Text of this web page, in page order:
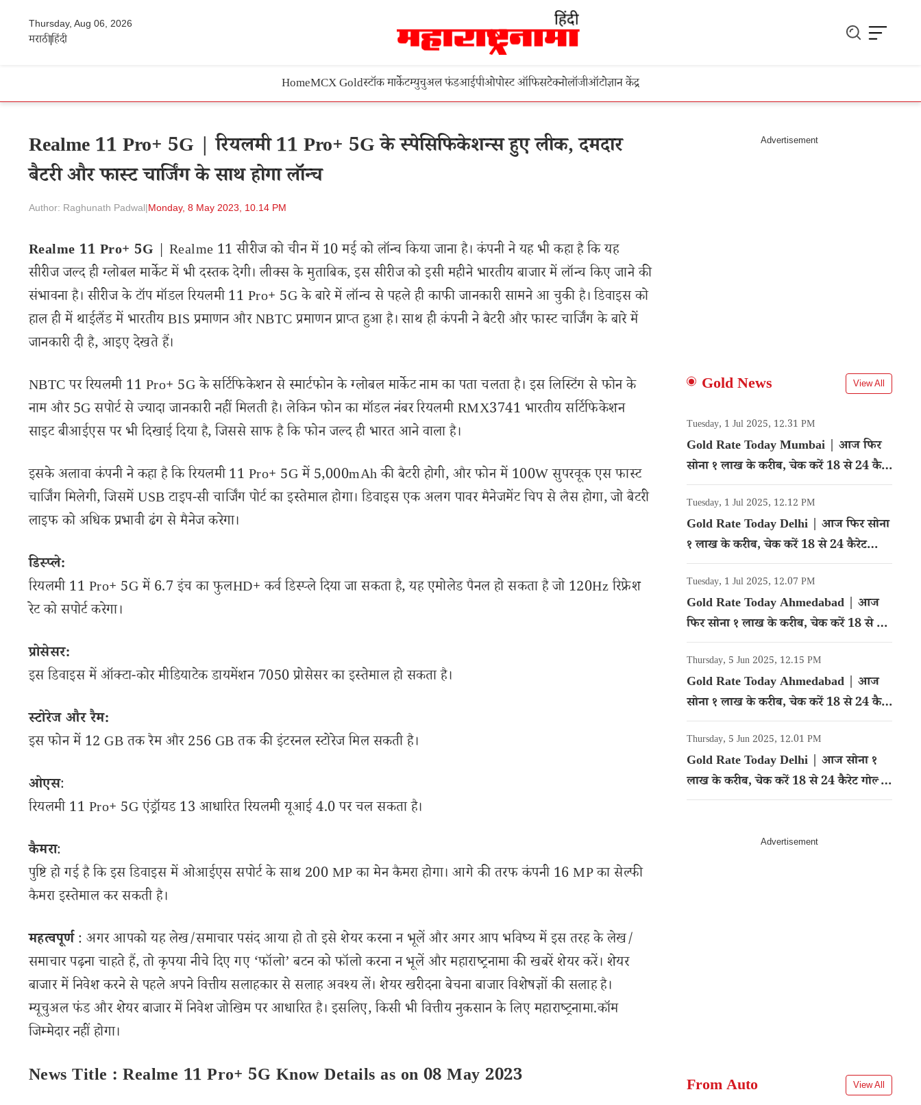
Thursday, Aug 06, 2026
मराठीहिंदी
HomeMCX Goldस्टॉक मार्केटम्युचुअल फंडआईपीओपोस्ट ऑफिसटेक्नोलॉजीऑटोज्ञान केंद्र
Realme 11 Pro+ 5G | रियलमी 11 Pro+ 5G के स्पेसिफिकेशन्स हुए लीक, दमदार
बैटरी और फास्ट चार्जिंग के साथ होगा लॉन्च
Author: Raghunath Padwal|Monday, 8 May 2023, 10.14 PM
Realme 11 Pro+ 5G | Realme 11 सीरीज को चीन में 10 मई को लॉन्च किया जाना है। कंपनी ने यह भी कहा है कि यह
सीरीज जल्द ही ग्लोबल मार्केट में भी दस्तक देगी। लीक्स के मुताबिक, इस सीरीज को इसी महीने भारतीय बाजार में लॉन्च किए जाने की
संभावना है। सीरीज के टॉप मॉडल रियलमी 11 Pro+ 5G के बारे में लॉन्च से पहले ही काफी जानकारी सामने आ चुकी है। डिवाइस को
हाल ही में थाईलैंड में भारतीय BIS प्रमाणन और NBTC प्रमाणन प्राप्त हुआ है। साथ ही कंपनी ने बैटरी और फास्ट चार्जिंग के बारे में
जानकारी दी है, आइए देखते हैं।
NBTC पर रियलमी 11 Pro+ 5G के सर्टिफिकेशन से स्मार्टफोन के ग्लोबल मार्केट नाम का पता चलता है। इस लिस्टिंग से फोन के
नाम और 5G सपोर्ट से ज्यादा जानकारी नहीं मिलती है। लेकिन फोन का मॉडल नंबर रियलमी RMX3741 भारतीय सर्टिफिकेशन
साइट बीआईएस पर भी दिखाई दिया है, जिससे साफ है कि फोन जल्द ही भारत आने वाला है।
इसके अलावा कंपनी ने कहा है कि रियलमी 11 Pro+ 5G में 5,000mAh की बैटरी होगी, और फोन में 100W सुपरवूक एस फास्ट
चार्जिंग मिलेगी, जिसमें USB टाइप-सी चार्जिंग पोर्ट का इस्तेमाल होगा। डिवाइस एक अलग पावर मैनेजमेंट चिप से लैस होगा, जो बैटरी
लाइफ को अधिक प्रभावी ढंग से मैनेज करेगा।
डिस्प्ले:
रियलमी 11 Pro+ 5G में 6.7 इंच का फुलHD+ कर्व डिस्प्ले दिया जा सकता है, यह एमोलेड पैनल हो सकता है जो 120Hz रिफ्रेश
रेट को सपोर्ट करेगा।
प्रोसेसर:
इस डिवाइस में ऑक्टा-कोर मीडियाटेक डायमेंशन 7050 प्रोसेसर का इस्तेमाल हो सकता है।
स्टोरेज और रैम:
इस फोन में 12 GB तक रैम और 256 GB तक की इंटरनल स्टोरेज मिल सकती है।
ओएस:
रियलमी 11 Pro+ 5G एंड्रॉयड 13 आधारित रियलमी यूआई 4.0 पर चल सकता है।
कैमरा:
पुष्टि हो गई है कि इस डिवाइस में ओआईएस सपोर्ट के साथ 200 MP का मेन कैमरा होगा। आगे की तरफ कंपनी 16 MP का सेल्फी
कैमरा इस्तेमाल कर सकती है।
महत्वपूर्ण: अगर आपको यह लेख/समाचार पसंद आया हो तो इसे शेयर करना न भूलें और अगर आप भविष्य में इस तरह के लेख/
समाचार पढ़ना चाहते हैं, तो कृपया नीचे दिए गए ‘फॉलो’ बटन को फॉलो करना न भूलें और महाराष्ट्रनामा की खबरें शेयर करें। शेयर
बाजार में निवेश करने से पहले अपने वित्तीय सलाहकार से सलाह अवश्य लें। शेयर खरीदना बेचना बाजार विशेषज्ञों की सलाह है।
म्यूचुअल फंड और शेयर बाजार में निवेश जोखिम पर आधारित है। इसलिए, किसी भी वित्तीय नुकसान के लिए महाराष्ट्रनामा.कॉम
जिम्मेदार नहीं होगा।
News Title : Realme 11 Pro+ 5G Know Details as on 08 May 2023
Gold News View All
Tuesday, 1 Jul 2025, 12.31 PM
Gold Rate Today Mumbai | आज फिर
सोना १ लाख के करीब, चेक करें 18 से 24 कैरेट
गोल्ड का रेट
Tuesday, 1 Jul 2025, 12.12 PM
Gold Rate Today Delhi | आज फिर सोना
१ लाख के करीब, चेक करें 18 से 24 कैरेट
गोल्ड का रेट
Tuesday, 1 Jul 2025, 12.07 PM
Gold Rate Today Ahmedabad | आज
फिर सोना १ लाख के करीब, चेक करें 18 से 24
कैरेट गोल्ड का रेट
Thursday, 5 Jun 2025, 12.15 PM
Gold Rate Today Ahmedabad | आज
सोना १ लाख के करीब, चेक करें 18 से 24 कैरेट
गोल्ड का रेट
Thursday, 5 Jun 2025, 12.01 PM
Gold Rate Today Delhi | आज सोना १
लाख के करीब, चेक करें 18 से 24 कैरेट गोल्ड
का रेट
From Auto View All